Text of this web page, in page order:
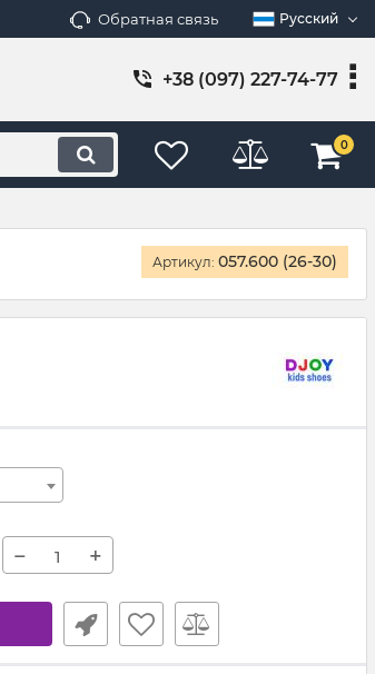
Обратная связь Русский
+38 (097) 227-74-77
0
Артикул: 057.600 (26-30)
− +